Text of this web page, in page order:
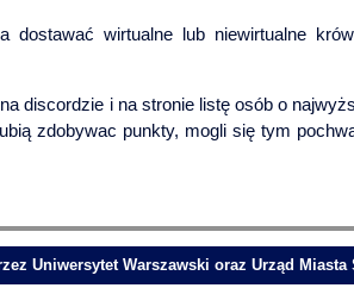
dostawać wirtualne lub niewirtualne
discordzie i na stronie listę osób o
zdobywac punkty, mogli się tym
Uniwersytet Warszawski oraz Urząd Miasta